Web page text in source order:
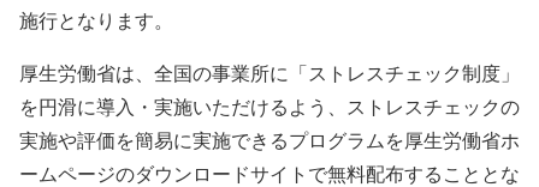
施行となります。
厚生労働省は、全国の事業所に「ストレスチェック制度」
を円滑に導入・実施いただけるよう、ストレスチェックの
実施や評価を簡易に実施できるプログラムを厚生労働省ホ
ームページのダウンロードサイトで無料配布することとな